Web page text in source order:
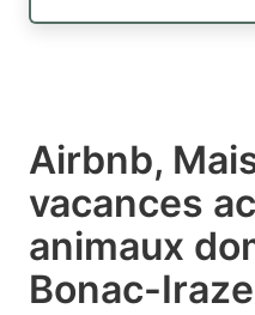
Airbnb,
vacances
animaux
Bonac-